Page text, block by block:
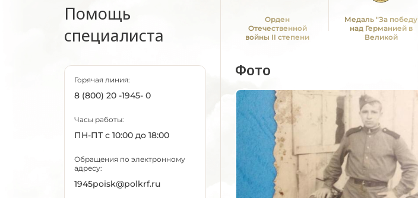
Помощь
специалиста
Горячая линия:
8 (800) 20 -1945- 0
Часы работы:
ПН-ПТ с 10:00 до 18:00
Обращения по электронному
адресу:
1945poisk@polkrf.ru
Орден
Отечественной
войны II степени
Медаль "За победу
над Германией в
Великой
Фото